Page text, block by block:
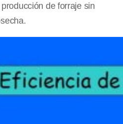
de forraje sin